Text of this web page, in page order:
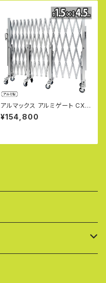
アルマックス アルミゲート CXG
1545（幅4.5m×高さ1.5m） CX
Gシリーズ パネル取付不可タイ
ゲート アコーディオンゲート ア
¥154,800